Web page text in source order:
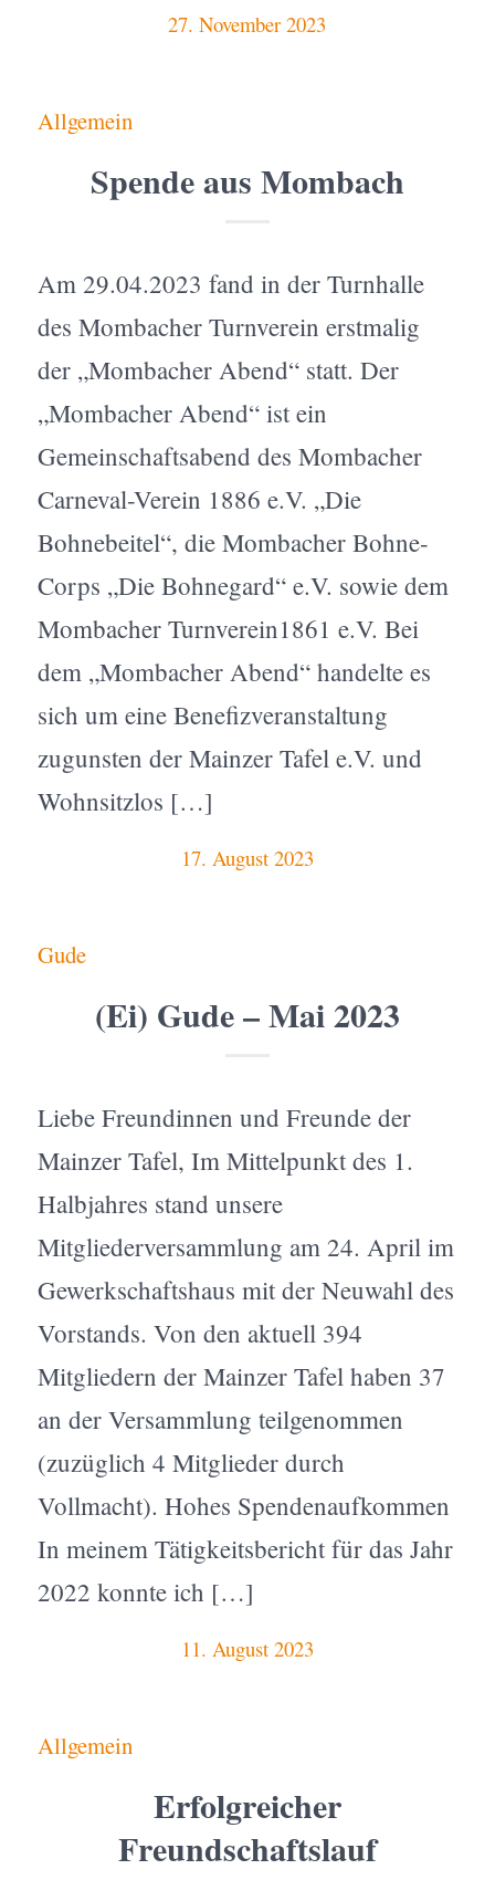
27. November 2023
Allgemein
Spende aus Mombach
Am 29.04.2023 fand in der Turnhalle
des Mombacher Turnverein erstmalig
der „Mombacher Abend“ statt. Der
„Mombacher Abend“ ist ein
Gemeinschaftsabend des Mombacher
Carneval-Verein 1886 e.V. „Die
Bohnebeitel“, die Mombacher Bohne-
Corps „Die Bohnegard“ e.V. sowie dem
Mombacher Turnverein1861 e.V. Bei
dem „Mombacher Abend“ handelte es
sich um eine Benefizveranstaltung
zugunsten der Mainzer Tafel e.V. und
Wohnsitzlos […]
17. August 2023
Gude
(Ei) Gude – Mai 2023
Liebe Freundinnen und Freunde der
Mainzer Tafel, Im Mittelpunkt des 1.
Halbjahres stand unsere
Mitgliederversammlung am 24. April im
Gewerkschaftshaus mit der Neuwahl des
Vorstands. Von den aktuell 394
Mitgliedern der Mainzer Tafel haben 37
an der Versammlung teilgenommen
(zuzüglich 4 Mitglieder durch
Vollmacht). Hohes Spendenaufkommen
In meinem Tätigkeitsbericht für das Jahr
2022 konnte ich […]
11. August 2023
Allgemein
Erfolgreicher
Freundschaftslauf